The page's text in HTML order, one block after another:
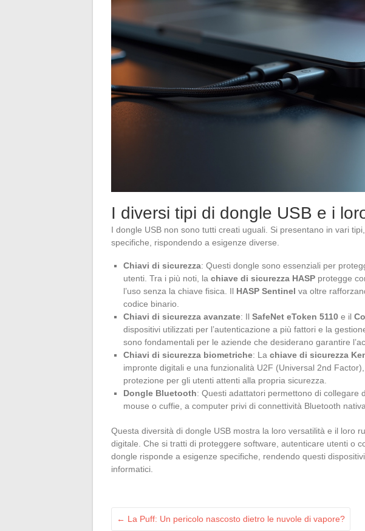
I diversi tipi di dongle USB e i
I dongle USB non sono tutti creati uguali. Si presentano in vari
specifiche, rispondendo a esigenze diverse.
Chiavi di sicurezza: Questi dongle sono essenziali per
utenti. Tra i più noti, la chiave di sicurezza HASP protegge
l’uso senza la chiave fisica. Il HASP Sentinel va oltre
codice binario.
Chiavi di sicurezza avanzate: Il SafeNet eToken 5110 e il
dispositivi utilizzati per l’autenticazione a più fattori e la
sono fondamentali per le aziende che desiderano garantire
Chiavi di sicurezza biometriche: La chiave di sicurezza
impronte digitali e una funzionalità U2F (Universal 2nd
protezione per gli utenti attenti alla propria sicurezza.
Dongle Bluetooth: Questi adattatori permettono di collegare
mouse o cuffie, a computer privi di connettività Bluetooth nativa.
Questa diversità di dongle USB mostra la loro versatilità e il loro
digitale. Che si tratti di proteggere software, autenticare utenti o
dongle risponde a esigenze specifiche, rendendo questi
informatici.
← La Puff: Un pericolo nascosto dietro le nuvole di vapore?